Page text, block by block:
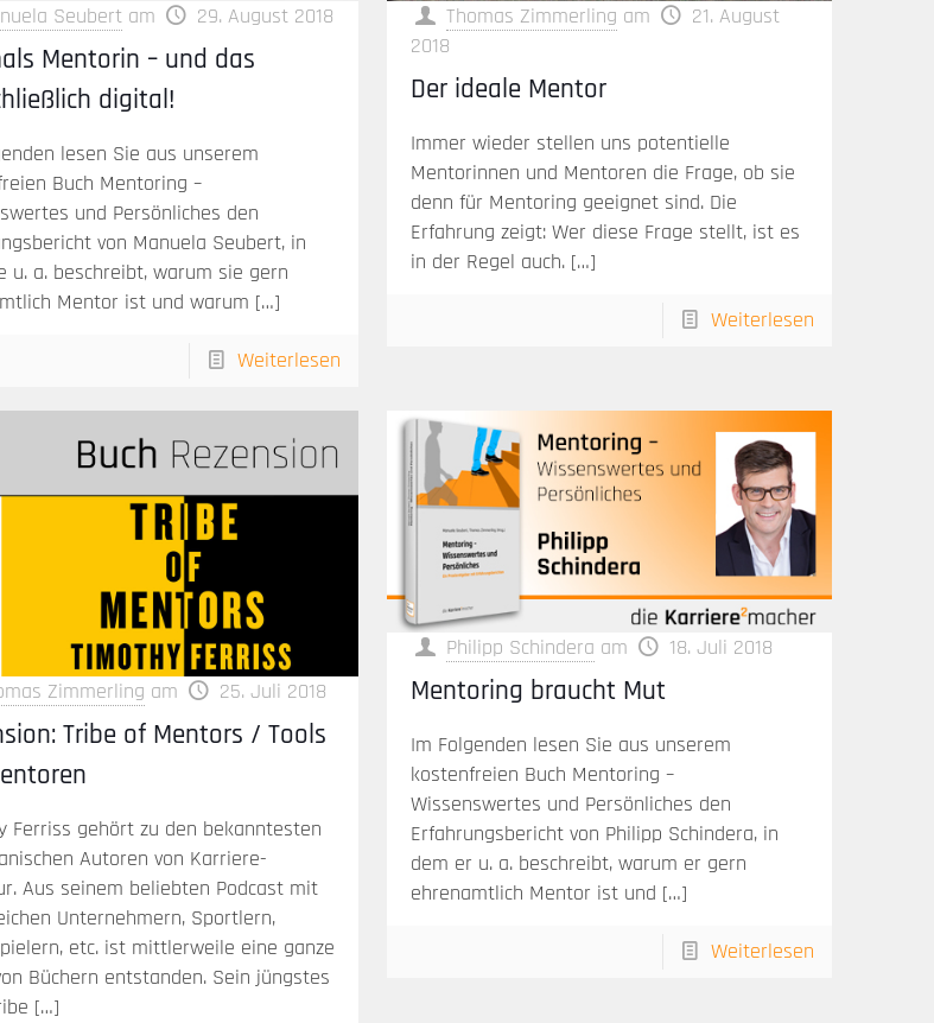
Seubert am 29. August 2018
Mentorin – und das
digital!
lesen Sie aus unserem
Buch Mentoring –
und Persönliches den
von Manuela Seubert, in
u. a. beschreibt, warum sie gern
Mentor ist und warum […]
Weiterlesen
Thomas Zimmerling am
21. August
2018
Der ideale Mentor
Immer wieder stellen uns potentielle
Mentorinnen und Mentoren die Frage, ob sie
denn für Mentoring geeignet sind. Die
Erfahrung zeigt: Wer diese Frage stellt, ist es
in der Regel auch. […]
Weiterlesen
Zimmerling am 25. Juli 2018
Tribe of Mentors / Tools
Ferriss gehört zu den bekanntesten
Autoren von Karriere-
Aus seinem beliebten Podcast mit
Unternehmern, Sportlern,
etc. ist mittlerweile eine ganze
Büchern entstanden. Sein jüngstes
[…]
Philipp Schindera am 18. Juli 2018
Mentoring braucht Mut
Im Folgenden lesen Sie aus unserem
kostenfreien Buch Mentoring –
Wissenswertes und Persönliches den
Erfahrungsbericht von Philipp Schindera, in
dem er u. a. beschreibt, warum er gern
ehrenamtlich Mentor ist und […]
Weiterlesen